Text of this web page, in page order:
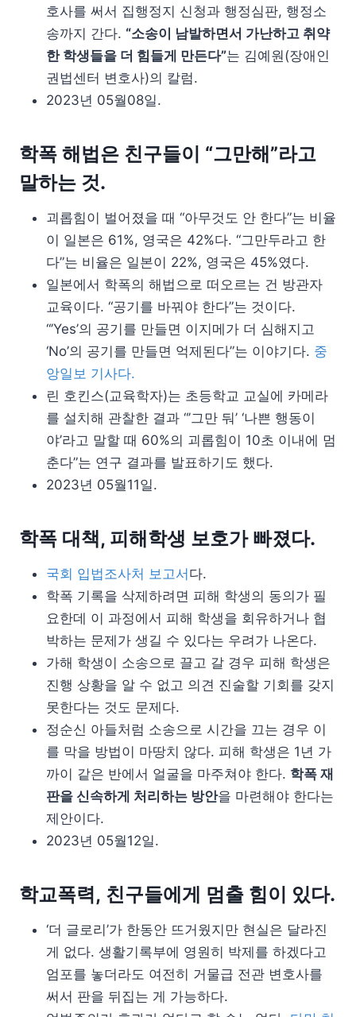
호사를 써서 집행정지 신청과 행정심판, 행정소
송까지 간다. “소송이 남발하면서 가난하고 취약
한 학생들을 더 힘들게 만든다”는 김예원(장애인
권법센터 변호사)의 칼럼.
2023년 05월08일.
학폭 해법은 친구들이 “그만해”라고
말하는 것.
괴롭힘이 벌어졌을 때 “아무것도 안 한다”는 비율
이 일본은 61%, 영국은 42%다. “그만두라고 한
다”는 비율은 일본이 22%, 영국은 45%였다.
일본에서 학폭의 해법으로 떠오르는 건 방관자
교육이다. “공기를 바꿔야 한다”는 것이다.
“’Yes’의 공기를 만들면 이지메가 더 심해지고
‘No’의 공기를 만들면 억제된다”는 이야기다. 중
앙일보 기사다.
린 호킨스(교육학자)는 초등학교 교실에 카메라
를 설치해 관찰한 결과 “’그만 둬’ ‘나쁜 행동이
야’라고 말할 때 60%의 괴롭힘이 10초 이내에 멈
춘다”는 연구 결과를 발표하기도 했다.
2023년 05월11일.
학폭 대책, 피해학생 보호가 빠졌다.
국회 입법조사처 보고서 다.
학폭 기록을 삭제하려면 피해 학생의 동의가 필
요한데 이 과정에서 피해 학생을 회유하거나 협
박하는 문제가 생길 수 있다는 우려가 나온다.
가해 학생이 소송으로 끌고 갈 경우 피해 학생은
진행 상황을 알 수 없고 의견 진술할 기회를 갖지
못한다는 것도 문제다.
정순신 아들처럼 소송으로 시간을 끄는 경우 이
를 막을 방법이 마땅치 않다. 피해 학생은 1년 가
까이 같은 반에서 얼굴을 마주쳐야 한다. 학폭 재
판을 신속하게 처리하는 방안을 마련해야 한다는
제안이다.
2023년 05월12일.
학교폭력, 친구들에게 멈출 힘이 있다.
‘더 글로리’가 한동안 뜨거웠지만 현실은 달라진
게 없다. 생활기록부에 영원히 박제를 하겠다고
엄포를 놓더라도 여전히 거물급 전관 변호사를
써서 판을 뒤집는 게 가능하다.